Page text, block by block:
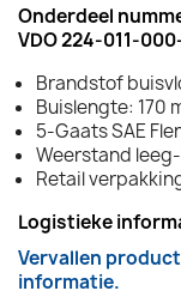
Onderdeel
VDO 224-011-
Brandstof
Buislengte: 170
5-Gaats SAE
Weerstand
Retail
Logistieke
Vervallen product
informatie.